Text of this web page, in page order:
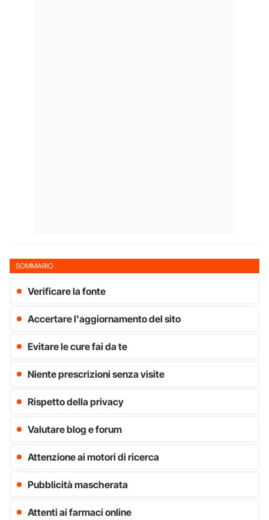
SOMMARIO
Verificare la fonte
Accertare l'aggiornamento del sito
Evitare le cure fai da te
Niente prescrizioni senza visite
Rispetto della privacy
Valutare blog e forum
Attenzione ai motori di ricerca
Pubblicità mascherata
Attenti ai farmaci online